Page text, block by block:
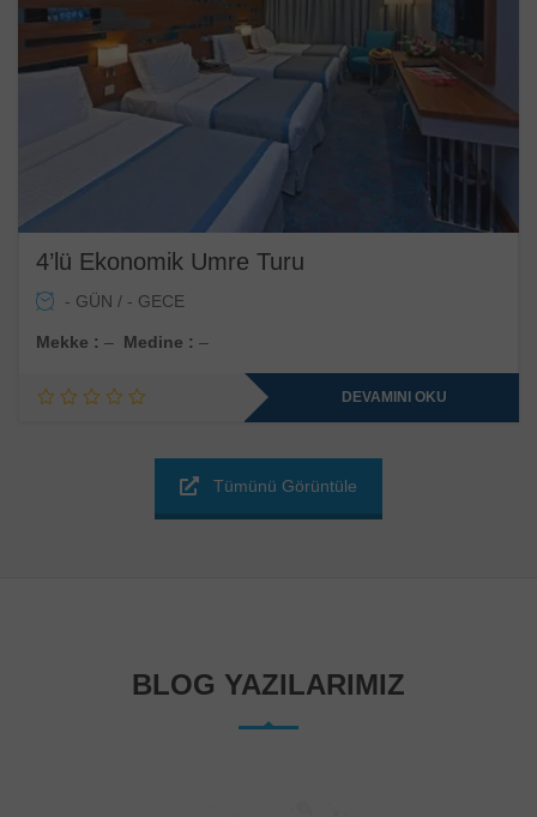
4’lü Ekonomik Umre Turu
- GÜN / - GECE
Mekke : – Medine : –
DEVAMINI OKU
Tümünü Görüntüle
BLOG YAZILARIMIZ